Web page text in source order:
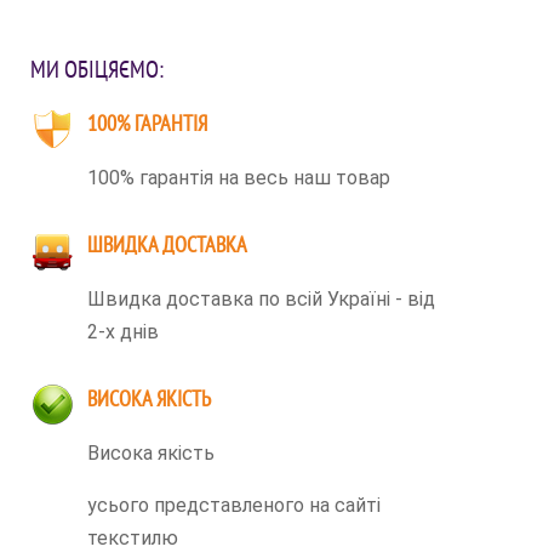
МИ ОБІЦЯЄМО:
100% ГАРАНТІЯ
100% гарантія на весь наш товар
ШВИДКА ДОСТАВКА
Швидка доставка по всій Україні - від
2-х днів
ВИСОКА ЯКІСТЬ
Висока якість
усього представленого на сайті
текстилю